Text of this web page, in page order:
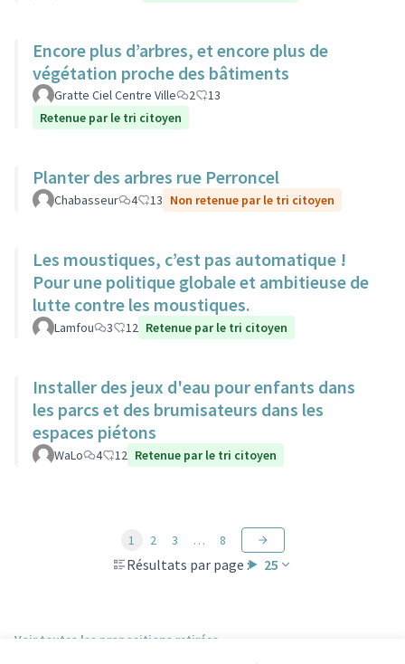
Encore plus d’arbres, et encore plus de
végétation proche des bâtiments
Gratte Ciel Centre Ville 2
13
Retenue par le tri citoyen
Planter des arbres rue Perroncel
Chabasseur 4 13 Non retenue par le tri citoyen
Les moustiques, c’est pas automatique !
Pour une politique globale et ambitieuse de
lutte contre les moustiques.
Lamfou 3 12 Retenue par le tri citoyen
Installer des jeux d'eau pour enfants dans
les parcs et des brumisateurs dans les
espaces piétons
WaLo 4 12 Retenue par le tri citoyen
Résultats par page : 25
1 2 3 … 8
Voir toutes les propositions retirées